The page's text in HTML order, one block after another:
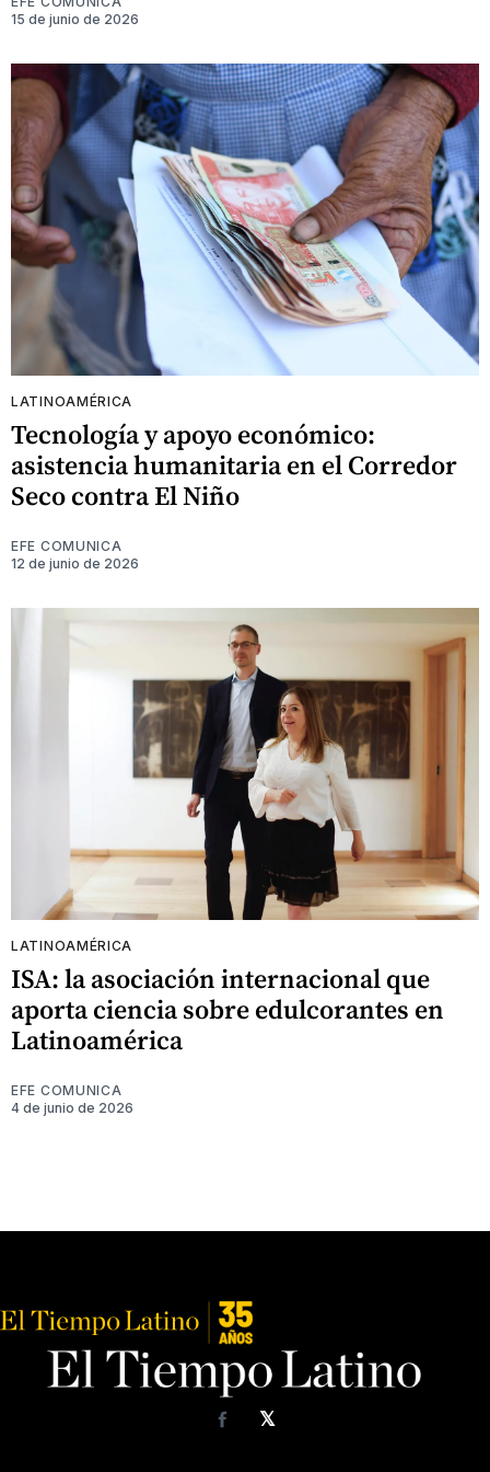
15 de junio de 2026
LATINOAMÉRICA
Tecnología y apoyo económico:
asistencia humanitaria en el Corredor
Seco contra El Niño
EFE COMUNICA
12 de junio de 2026
LATINOAMÉRICA
ISA: la asociación internacional que
aporta ciencia sobre edulcorantes en
Latinoamérica
EFE COMUNICA
4 de junio de 2026
𝕏
Facebook